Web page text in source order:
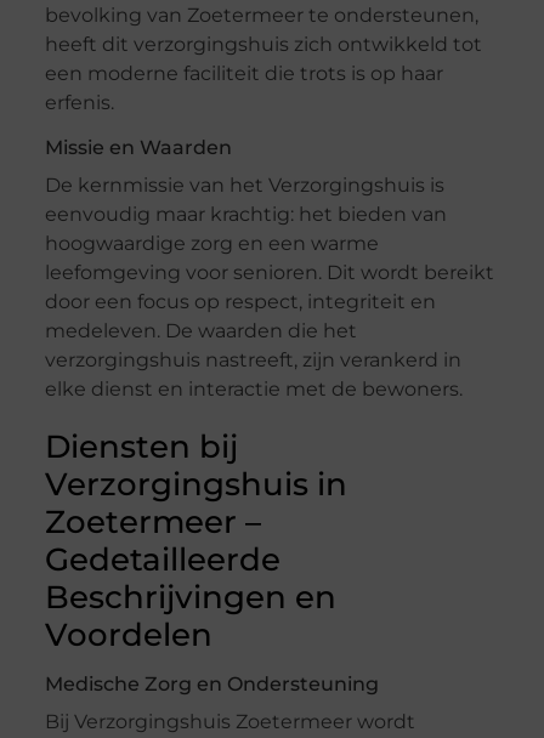
bevolking van Zoetermeer te ondersteunen,
heeft dit verzorgingshuis zich ontwikkeld tot
een moderne faciliteit die trots is op haar
erfenis.
Missie en Waarden
De kernmissie van het Verzorgingshuis is
eenvoudig maar krachtig: het bieden van
hoogwaardige zorg en een warme
leefomgeving voor senioren. Dit wordt bereikt
door een focus op respect, integriteit en
medeleven. De waarden die het
verzorgingshuis nastreeft, zijn verankerd in
elke dienst en interactie met de bewoners.
Diensten bij
Verzorgingshuis in
Zoetermeer –
Gedetailleerde
Beschrijvingen en
Voordelen
Medische Zorg en Ondersteuning
Bij Verzorgingshuis Zoetermeer wordt